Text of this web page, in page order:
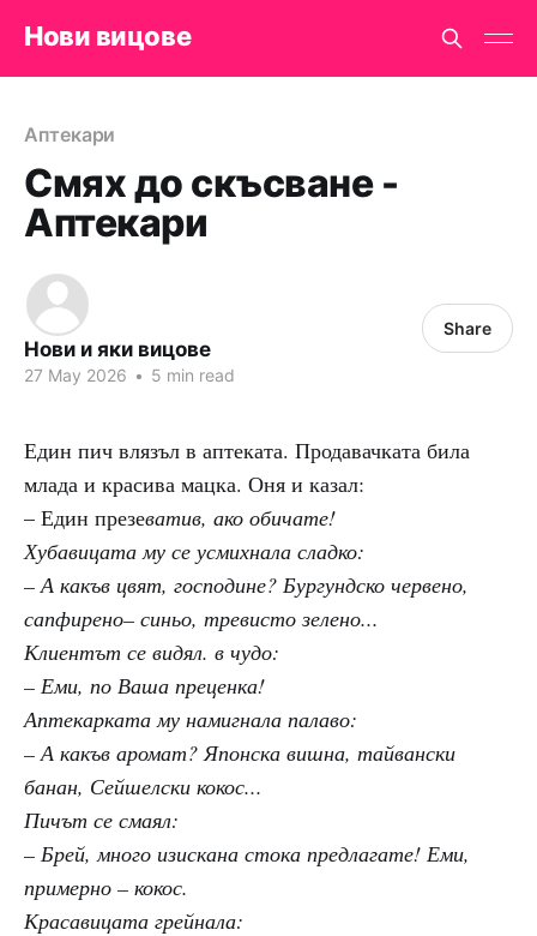
Нови вицове
Аптекари
Смях до скъсване -
Аптекари
Нови и яки вицове
27 May 2026 • 5 min read
Share
Един пич влязъл в аптеката. Продавачката била
млада и красива мацка. Оня и казал:
– Един презеватив, ако обичате!
Хубавицата му се усмихнала сладко:
– А какъв цвят, господине? Бургундско червено,
сапфирено– синьо, тревисто зелено...
Клиентът се видял. в чудо:
– Еми, по Ваша преценка!
Аптекарката му намигнала палаво:
– А какъв аромат? Японска вишна, тайвански
банан, Сейшелски кокос...
Пичът се смаял:
– Брей, много изискана стока предлагате! Еми,
примерно – кокос.
Красавицата грейнала: